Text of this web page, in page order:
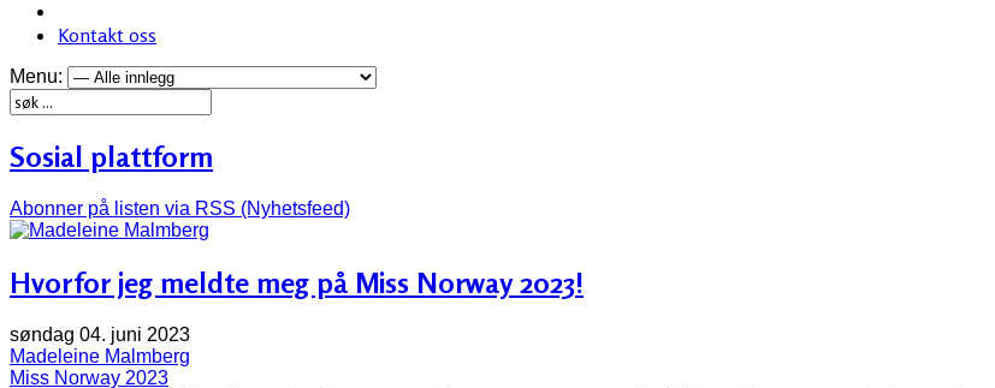
Kontakt oss
Menu:
Sosial plattform
Abonner på listen via RSS (Nyhetsfeed)
Hvorfor jeg meldte meg på Miss Norway 2023!
søndag 04. juni 2023
Madeleine Malmberg
Miss Norway 2023